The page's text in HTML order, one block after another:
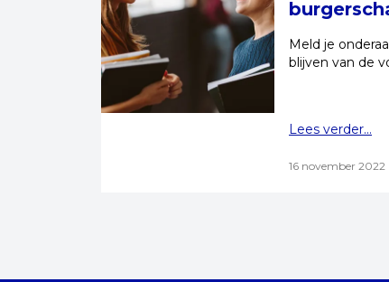
Meld je
blijven van de
Lees verder...
16 november 2022